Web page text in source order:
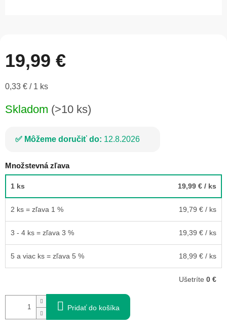
19,99 €
Jednotková
0,33 € / 1 ks
Skladom (>10 ks)
Môžeme doručiť do: 12.8.2026
Množstevná zľava
1 ks 19,99 € / ks
2 ks = zľava 1 % 19,79 € / ks
3 - 4 ks = zľava 3 % 19,39 € / ks
5 a viac ks = zľava 5 % 18,99 € / ks
Ušetríte 0 €
Pridať do košíka